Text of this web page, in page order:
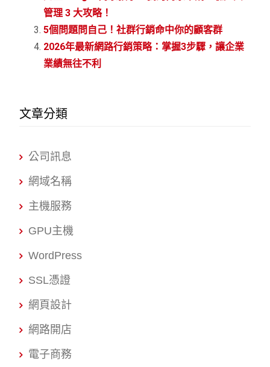
管理 3 大攻略！
5個問題問自己！社群行銷命中你的顧客群
2026年最新網路行銷策略：掌握3步驟，讓企業
業績無往不利
文章分類
公司訊息
網域名稱
主機服務
GPU主機
WordPress
SSL憑證
網頁設計
網路開店
電子商務